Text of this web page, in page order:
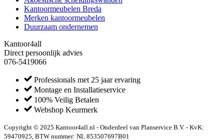
Kantoormeubelen Breda
Merken kantoormeubelen
Duurzaam ondernemen
Kantoor4all
Direct persoonlijk advies
076-5419066
Professionals met 25 jaar ervaring
Montage en Installatieservice
100% Veilig Betalen
Webshop Keurmerk
Copyright © 2025 Kantoor4all.nl - Onderdeel van Planservice B.V. - KvK:
59470925, BTW nummer: NL 853507697B01